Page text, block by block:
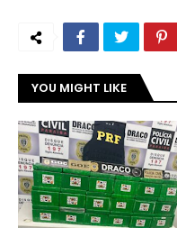
YOU MIGHT LIKE